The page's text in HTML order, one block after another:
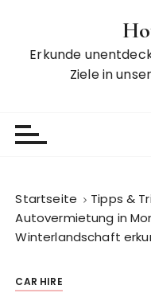
Erkunde
Ziele in
Startseite Tipps &
Autovermietung in
Winterlandschaft
CAR HIRE